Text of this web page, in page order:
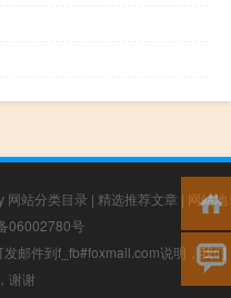
网站分类目录 | 精选推荐文章 | 网站地
06002780号
邮件到f_fb#foxmail.com说明，我们
谢谢